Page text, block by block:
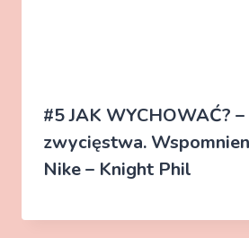
#5 JAK WYCHOWAĆ?
zwycięstwa.
Nike – Knight Phil